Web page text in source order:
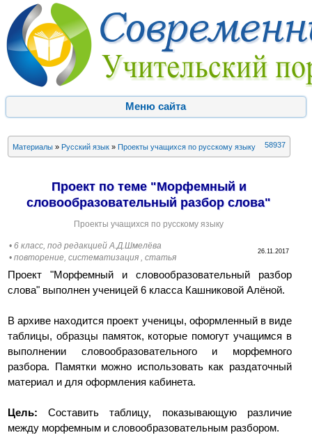
Меню сайта
Материалы» Русский язык» Проекты учащихся по русскому языку 58937
Проект по теме "Морфемный и
словообразовательный разбор слова"
Проекты учащихся по русскому языку
• 6 класс, под редакцией А.Д.Шмелёва
• повторение, систематизация , статья
26.11.2017
Проект "Морфемный и словообразовательный разбор
слова" выполнен ученицей 6 класса Кашниковой Алёной.
В архиве находится проект ученицы, оформленный в виде
таблицы, образцы памяток, которые помогут учащимся в
выполнении словообразовательного и морфемного
разбора. Памятки можно использовать как раздаточный
материал и для оформления кабинета.
Цель: Составить таблицу, показывающую различие
между морфемным и словообразовательным разбором.